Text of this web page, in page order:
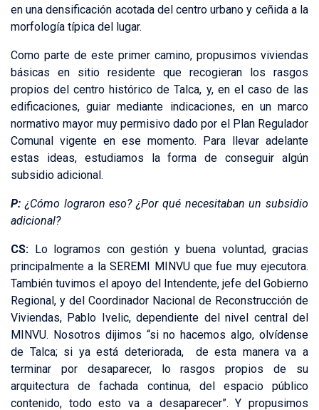
en una densificación acotada del centro urbano y ceñida a la
morfología típica del lugar.
Como parte de este primer camino, propusimos viviendas
básicas en sitio residente que recogieran los rasgos
propios del centro histórico de Talca, y, en el caso de las
edificaciones, guiar mediante indicaciones, en un marco
normativo mayor muy permisivo dado por el Plan Regulador
Comunal vigente en ese momento. Para llevar adelante
estas ideas, estudiamos la forma de conseguir algún
subsidio adicional.
P: ¿Cómo lograron eso? ¿Por qué necesitaban un subsidio
adicional?
CS: Lo logramos con gestión y buena voluntad, gracias
principalmente a la SEREMI MINVU que fue muy ejecutora.
También tuvimos el apoyo del Intendente, jefe del Gobierno
Regional, y del Coordinador Nacional de Reconstrucción de
Viviendas, Pablo Ivelic, dependiente del nivel central del
MINVU. Nosotros dijimos “si no hacemos algo, olvídense
de Talca; si ya está deteriorada, de esta manera va a
terminar por desaparecer, lo rasgos propios de su
arquitectura de fachada continua, del espacio público
contenido, todo esto va a desaparecer”. Y propusimos